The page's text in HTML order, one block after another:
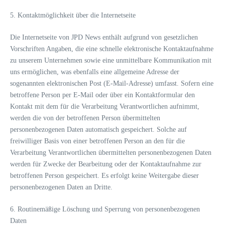
5. Kontaktmöglichkeit über die Internetseite
Die Internetseite von JPD News enthält aufgrund von gesetzlichen
Vorschriften Angaben, die eine schnelle elektronische Kontaktaufnahme
zu unserem Unternehmen sowie eine unmittelbare Kommunikation mit
uns ermöglichen, was ebenfalls eine allgemeine Adresse der
sogenannten elektronischen Post (E-Mail-Adresse) umfasst. Sofern eine
betroffene Person per E-Mail oder über ein Kontaktformular den
Kontakt mit dem für die Verarbeitung Verantwortlichen aufnimmt,
werden die von der betroffenen Person übermittelten
personenbezogenen Daten automatisch gespeichert. Solche auf
freiwilliger Basis von einer betroffenen Person an den für die
Verarbeitung Verantwortlichen übermittelten personenbezogenen Daten
werden für Zwecke der Bearbeitung oder der Kontaktaufnahme zur
betroffenen Person gespeichert. Es erfolgt keine Weitergabe dieser
personenbezogenen Daten an Dritte.
6. Routinemäßige Löschung und Sperrung von personenbezogenen
Daten